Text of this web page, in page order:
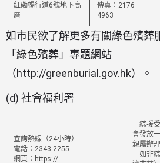
紅磡暢行道6號地下高
層
傳真：2176
4963
如市民欲了解更多有關綠色殯葬
「綠色殯葬」專題網站
（http://greenburial.gov.hk）。
(d) 社會福利署
查詢熱線（24小時）
電話：2343 2255
網頁：https://
— 綜援
會發放
親屬辦
— 如非